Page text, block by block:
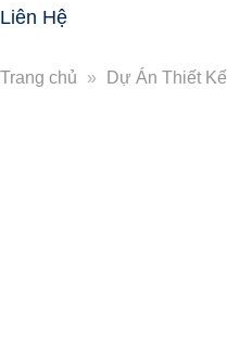
Liên Hệ
Trang chủ » Dự Án Thiết Kế